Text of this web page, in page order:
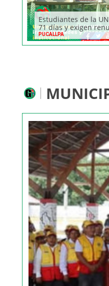
Estudiantes de la
71 días y exigen
PUCALLPA